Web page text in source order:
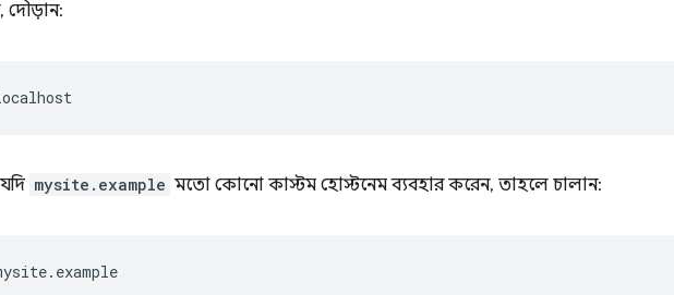
দৌড়ান:
mysite.example মতো কোনো কাস্টম হোস্টনেম ব্যবহার করেন, তাহলে চালান: